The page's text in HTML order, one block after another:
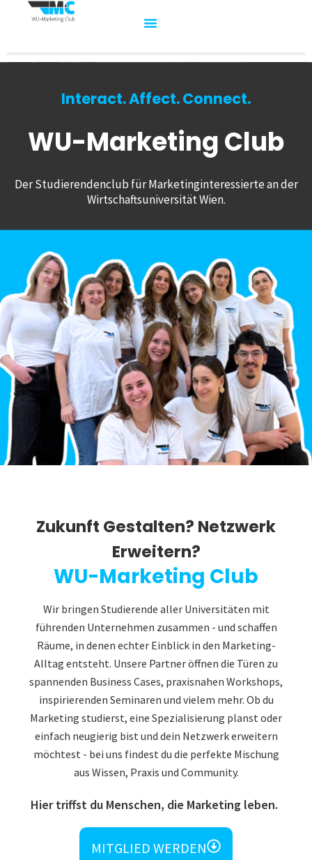
Interact. Affect. Connect.
WU-Marketing Club
Der Studierendenclub für Marketinginteressierte an der
Wirtschaftsuniversität Wien.
Zukunft Gestalten? Netzwerk
Erweitern?
WU-Marketing Club
Wir bringen Studierende aller Universitäten mit
führenden Unternehmen zusammen - und schaffen
Räume, in denen echter Einblick in den Marketing-
Alltag entsteht. Unsere Partner öffnen die Türen zu
spannenden Business Cases, praxisnahen Workshops,
inspirierenden Seminaren und vielem mehr. Ob du
Marketing studierst, eine Spezialisierung planst oder
einfach neugierig bist und dein Netzwerk erweitern
möchtest - bei uns findest du die perfekte Mischung
aus Wissen, Praxis und Community.
Hier triffst du Menschen, die Marketing leben.
MITGLIED WERDEN